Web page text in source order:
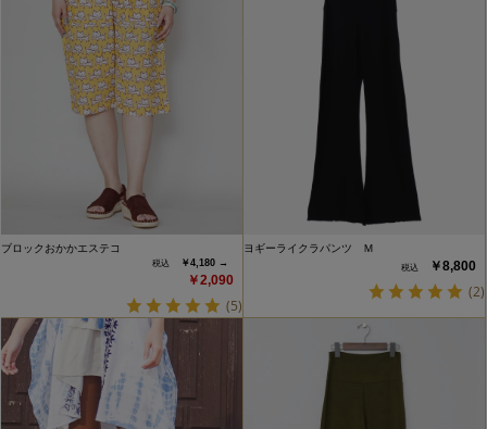
ブロックおかかエステコ
￥4,180 →
￥2,090
(5)
ヨギーライクラパンツ Ｍ
￥8,800
(2)